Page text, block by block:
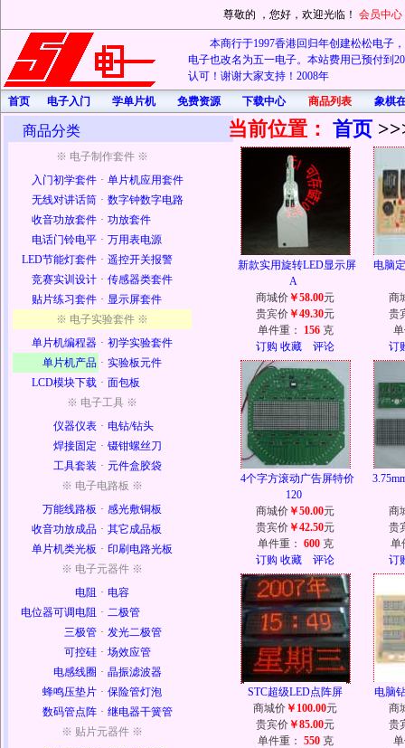
尊敬的 ，您好，欢迎光临！ 会员中心
本商行于1997香港回归年创建松松电子
电子也改名为五一电子。本站费用已预付到
认可！谢谢大家支持！2008年
首页
电子入门 学单片机 免费资源 下载中心 商品列表 象棋
商品分类
※ 电子制作套件 ※
入门初学套件 · 单片机应用套件
无线对讲话筒 · 数字钟数字电路
收音功放套件 · 功放套件
电话门铃电平 · 万用表电源
LED节能灯套件 · 遥控开关报警
竞赛实训设计 · 传感器类套件
贴片练习套件 · 显示屏套件
※ 电子实验套件 ※
单片机编程器 · 初学实验套件
单片机产品 · 实验板元件
LCD模块下载 · 面包板
※ 电子工具 ※
仪器仪表 · 电钻/钻头
焊接固定 · 镊钳螺丝刀
工具套装 · 元件盒胶袋
※ 电子电路板 ※
万能线路板 · 感光敷铜板
收音功放成品 · 其它成品板
单片机类光板 · 印刷电路光板
※ 电子元器件 ※
电阻 · 电容
电位器可调电阻 · 二极管
三极管 · 发光二极管
可控硅 · 场效应管
电感线圈 · 晶振滤波器
蜂鸣压垫片 · 保险管灯泡
数码管点阵 · 继电器干簧管
※ 贴片元器件 ※
当前位置： 首页
新款实用旋转LED显示屏
A
商城价 ￥58.00元
贵宾价 ￥49.30元
单件重：
156 克
订购 收藏 评论
电脑
商
贵
订
4个字方滚动广告屏特价
120
商城价 ￥50.00元
贵宾价 ￥42.50元
单件重： 600 克
订购 收藏 评论
商
贵
单
订
STC超级LED点阵屏
商城价 ￥100.00元
贵宾价 ￥85.00元
单件重： 550 克
电脑
商
贵